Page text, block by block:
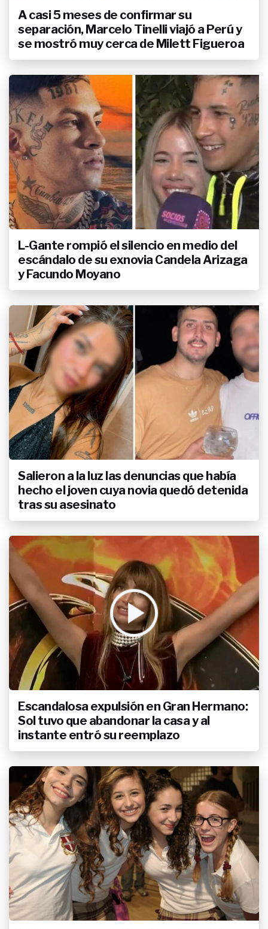
A casi 5 meses de confirmar su
separación, Marcelo Tinelli viajó a Perú y
se mostró muy cerca de Milett Figueroa
L-Gante rompió el silencio en medio del
escándalo de su exnovia Candela Arizaga
y Facundo Moyano
Salieron a la luz las denuncias que había
hecho el joven cuya novia quedó detenida
tras su asesinato
Escandalosa expulsión en Gran Hermano:
Sol tuvo que abandonar la casa y al
instante entró su reemplazo
conoció la primera foto de Piñón
Fijo sin maquillaje